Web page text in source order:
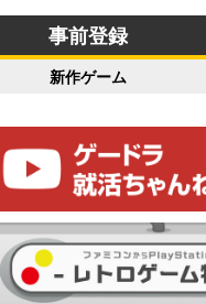
事前登録
新作ゲーム